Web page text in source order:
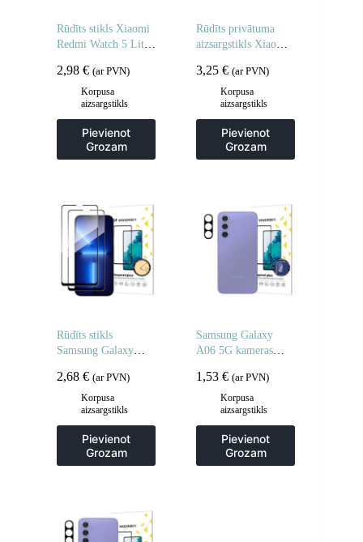
Rūdīts stikls Xiaomi
Redmi Watch 5 Lite
2,98 € (ar PVN)
Korpusa
aizsargstikls
Pievienot
Grozam
Rūdīts privātuma
aizsargstikls Xiaomi
Note 14 4G
privātuma
aizsardzībai – 2 gab.
3,25€ (ar PVN)
Korpusa
aizsargstikls
Pievienot
Grozam
Rūdīts stikls
Samsung Galaxy
pilnībā līmējamam
rūdītam stiklam – 2
2,68 € (ar PVN)
Korpusa
aizsargstikls
Pievienot
Grozam
Samsung Galaxy
A06 5G kameras
– 2 gab.
1,53€ (ar PVN)
Korpusa
aizsargstikls
Pievienot
Grozam